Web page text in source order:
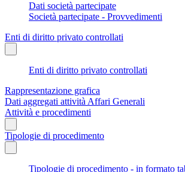
Dati società partecipate
Società partecipate - Provvedimenti
Enti di diritto privato controllati
Enti di diritto privato controllati
Rappresentazione grafica
Dati aggregati attività Affari Generali
Attività e procedimenti
Tipologie di procedimento
Tipologie di procedimento - in formato